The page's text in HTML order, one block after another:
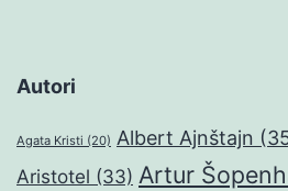
Autori
Agata Kristi (20) Albert Ajnštajn
Aristotel (33) Artur